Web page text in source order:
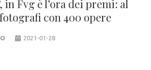
in Fvg è l’ora dei premi: al
con 400 opere
2021-01-28